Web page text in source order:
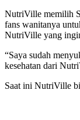
NutriVille memilih
fans wanitanya
NutriVille yang
“Saya sudah
kesehatan dari
Saat ini NutriVille